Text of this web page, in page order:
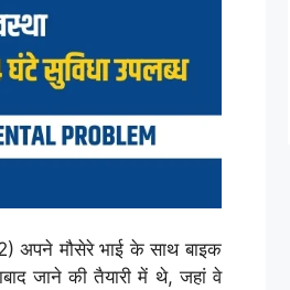
अपने मौसेरे भाई के साथ बाइक
जाने की तैयारी में थे, जहां वे